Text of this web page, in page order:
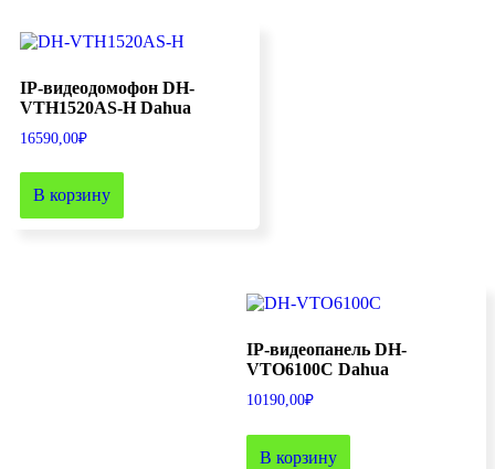
IP-видеодомофон DH-
VTH1520AS-H Dahua
16590,00₽
В корзину
IP-видеопанель DH-
VTO6100C Dahua
10190,00₽
В корзину